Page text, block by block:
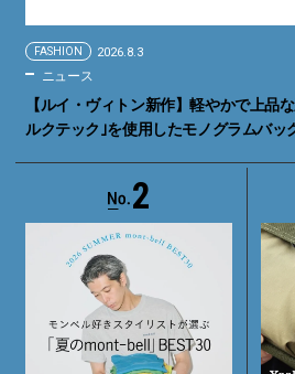
FASHION 2026.8.3
ニュース
【ルイ・ヴィトン新作】軽やかで上品
ルクテック｣を使用したモノグラムバッ
2